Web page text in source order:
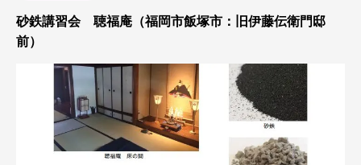
砂鉄講習会 聴福庵（福岡市飯塚市：旧伊藤伝衛門邸
前）